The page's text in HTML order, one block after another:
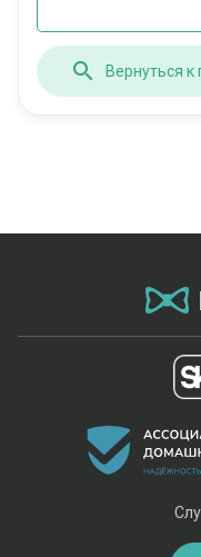
Вернуться к